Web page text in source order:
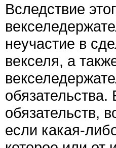
Вследствие
неучастие в
векселя, а
обязательств,
если какая-